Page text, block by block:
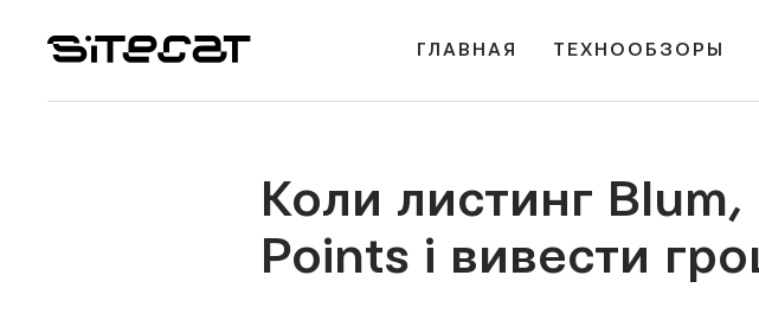
ГЛАВНАЯ ТЕХНООБЗОРЫ
Коли листинг
Points і вивести